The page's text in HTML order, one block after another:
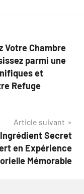
Votre Chambre
parmi une
et
Refuge
Article suivant
Secret
en Expérience
Mémorable